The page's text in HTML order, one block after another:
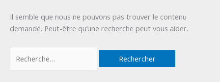
Il semble que nous ne pouvons pas trouver le contenu
demandé. Peut-être qu’une recherche peut vous aider.